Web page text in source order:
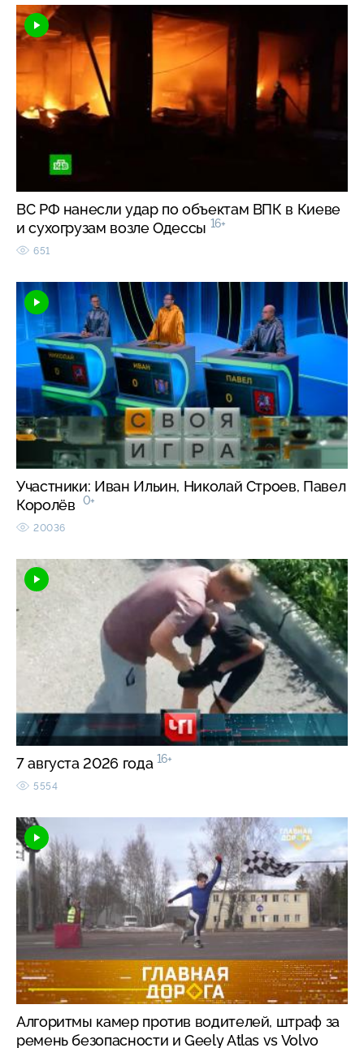
ВС РФ нанесли удар по объектам ВПК в Киеве
и сухогрузам возле Одессы 16+
651
Участники: Иван Ильин, Николай Строев, Павел
Королёв
0+
20036
7 августа 2026 года 16+
5554
Алгоритмы камер против водителей, штраф за
ремень безопасности и Geely Atlas vs Volvo